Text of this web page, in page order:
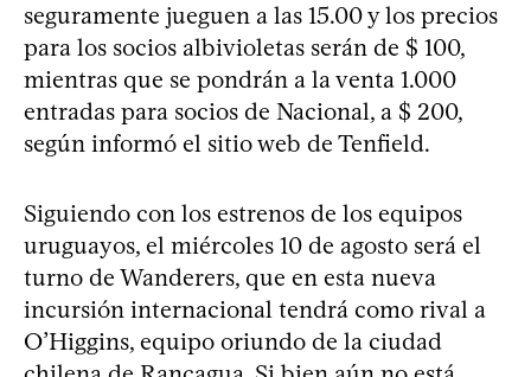
seguramente jueguen a las 15.00 y los precios
para los socios albivioletas serán de $ 100,
mientras que se pondrán a la venta 1.000
entradas para socios de Nacional, a $ 200,
según informó el sitio web de Tenfield.
Siguiendo con los estrenos de los equipos
uruguayos, el miércoles 10 de agosto será el
turno de Wanderers, que en esta nueva
incursión internacional tendrá como rival a
O’Higgins, equipo oriundo de la ciudad